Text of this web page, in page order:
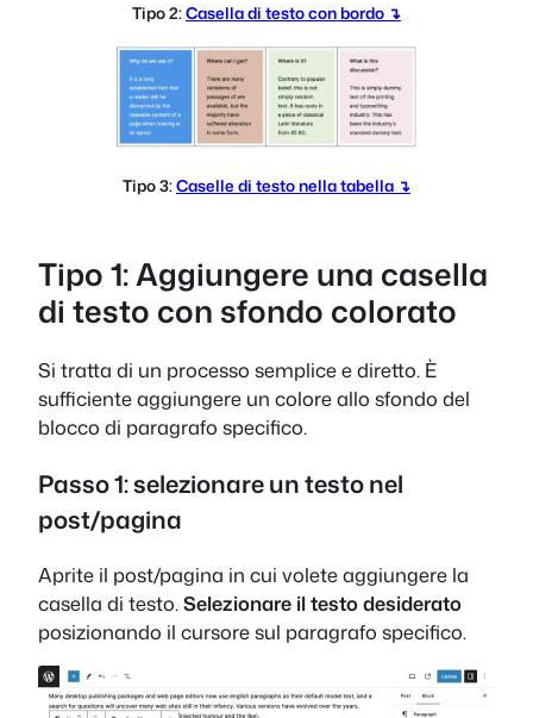
Tipo 2:Casella di testo con bordo ↴
Tipo 3:Caselle di testo nella tabella ↴
Tipo 1: Aggiungere una casella
di testo con sfondo colorato
Si tratta di un processo semplice e diretto. È
sufficiente aggiungere un colore allo sfondo del
blocco di paragrafo specifico.
Passo 1: selezionare un testo nel
post/pagina
Aprite il post/pagina in cui volete aggiungere la
casella di testo.Selezionare il testo desiderato
posizionando il cursore sul paragrafo specifico.